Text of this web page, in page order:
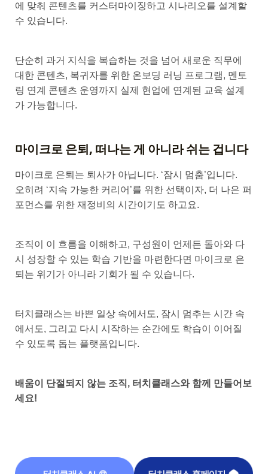
에 맞춰 콘텐츠를 커스터마이징하고 시나리오를 설계할
수 있습니다.
단순히 과거 지식을 복습하는 것을 넘어 새로운 직무에
대한 콘텐츠, 복귀자를 위한 온보딩 러닝 프로그램, 멘토
링 연계 콘텐츠 운영까지 실제 현업에 연계된 교육 설계
가 가능합니다.
마이크로 은퇴, 떠나는 게 아니라 쉬는 겁니다
마이크로 은퇴는 퇴사가 아닙니다. ‘잠시 멈춤’입니다.
오히려 ‘지속 가능한 커리어’를 위한 선택이자, 더 나은 퍼
포먼스를 위한 재정비의 시간이기도 하고요.
조직이 이 흐름을 이해하고, 구성원이 언제든 돌아와 다
시 성장할 수 있는 학습 기반을 마련한다면 마이크로 은
퇴는 위기가 아니라 기회가 될 수 있습니다.
터치클래스는 바쁜 일상 속에서도, 잠시 멈추는 시간 속
에서도, 그리고 다시 시작하는 순간에도 학습이 이어질
수 있도록 돕는 플랫폼입니다.
배움이 단절되지 않는 조직, 터치클래스와 함께 만들어보
세요!